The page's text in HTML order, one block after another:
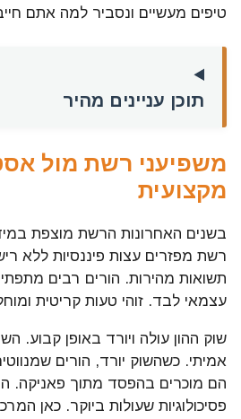
טיפים מעשיים ונסביר למה אתם
תוכן עניינים מהיר
משפיעני רשת מול
מקצועית
בשנים האחרונות הרשת מוצפת
רשת מפזרים עצות פיננסיות ללא
תשואות מהירות. הורים רבים
עצמאי לבד. זוהי טעות קריטית
שוק ההון עולה ויורד באופן קבוע.
אמיתי. כשהשוק יורד, הורים
הם מוכרים בהפסד מתוך פאניקה.
פסיכולוגיות שעולות ביוקר. כאן